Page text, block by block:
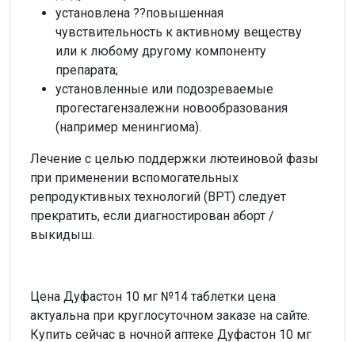
установлена ??повышенная
чувствительность к активному веществу
или к любому другому компоненту
препарата;
установленные или подозреваемые
прогестагензалежни новообразования
(например менингиома).
Лечение с целью поддержки лютеиновой фазы
при применении вспомогательных
репродуктивных технологий (ВРТ) следует
прекратить, если диагностирован аборт /
выкидыш.
Цена Дуфастон 10 мг №14 таблетки цена
актуальна при круглосуточном заказе на сайте.
Купить сейчас в ночной аптеке Дуфастон 10 мг